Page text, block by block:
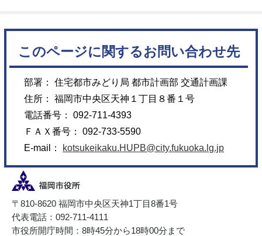
このページに関するお問い合わせ先
部署： 住宅都市みどり局 都市計画部 交通計画課
住所： 福岡市中央区天神１丁目８番１号
電話番号： 092-711-4393
ＦＡＸ番号： 092-733-5590
E-mail：
kotsukeikaku.HUPB@city.fukuoka.lg.jp
〒810-8620 福岡市中央区天神1丁目8番1号
代表電話：092-711-4111
市役所開庁時間：8時45分から18時00分まで